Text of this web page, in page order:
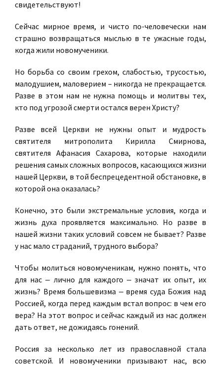
свидетельствуют!
Сейчас мирное время, и чисто по-человечески нам
страшно возвращаться мыслью в те ужасные годы,
когда жили новомученики.
Но борьба со своим грехом, слабостью, трусостью,
малодушием, маловерием – никогда не прекращается.
Разве в этом нам не нужна помощь и молитвы тех,
кто под угрозой смерти остался верен Христу?
Разве всей Церкви не нужны опыт и мудрость
святителя митрополита Кирилла Смирнова,
святителя Афанасия Сахарова, которые находили
решения самых сложных вопросов, касающихся жизни
нашей Церкви, в той беспрецедентной обстановке, в
которой она оказалась?
Конечно, это были экстремальные условия, когда и
жизнь духа проявляется максимально. Но разве в
нашей жизни таких условий совсем не бывает? Разве
у нас мало страданий, трудного выбора?
Чтобы молиться новомученикам, нужно понять, что
для нас ‒ лично для каждого ‒ значат их опыт, их
жизнь? Время большевизма ‒ время суда Божия над
Россией, когда перед каждым встал вопрос: в чем его
вера? На этот вопрос и сейчас каждый из нас должен
дать ответ, не дожидаясь гонений.
Россия за несколько лет из православной стала
советской. И новомученики призывают нас, всю